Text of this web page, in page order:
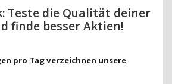
Teste die Qualität deiner
finde besser Aktien!
pro Tag verzeichnen unsere